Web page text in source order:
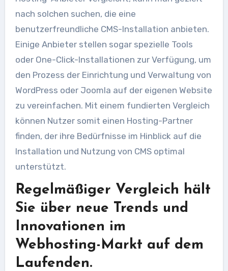
nach solchen suchen, die eine
benutzerfreundliche CMS-Installation anbieten.
Einige Anbieter stellen sogar spezielle Tools
oder One-Click-Installationen zur Verfügung, um
den Prozess der Einrichtung und Verwaltung von
WordPress oder Joomla auf der eigenen Website
zu vereinfachen. Mit einem fundierten Vergleich
können Nutzer somit einen Hosting-Partner
finden, der ihre Bedürfnisse im Hinblick auf die
Installation und Nutzung von CMS optimal
unterstützt.
Regelmäßiger Vergleich hält
Sie über neue Trends und
Innovationen im
Webhosting-Markt auf dem
Laufenden.